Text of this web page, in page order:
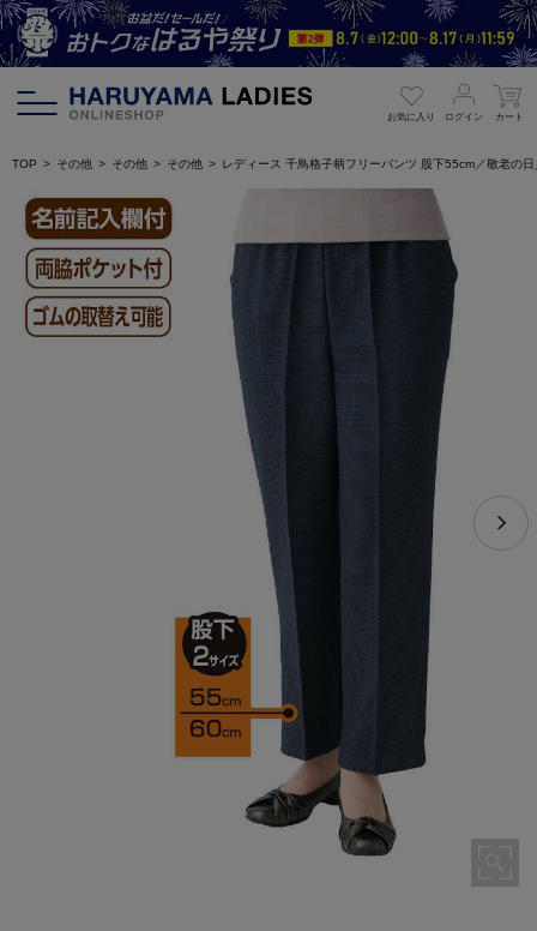
お気に入り ログイン カート
TOP その他 その他 その他 レディース 千鳥格子柄フリーパンツ 股下55cm／敬老の